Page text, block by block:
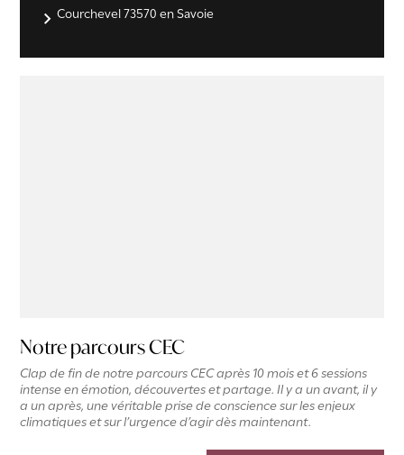
Courchevel 73570 en Savoie
Notre parcours CEC
Clap de fin de notre parcours CEC après 10 mois et 6 sessions
intense en émotion, découvertes et partage. Il y a un avant, il y
a un après, une véritable prise de conscience sur les enjeux
climatiques et sur l’urgence d’agir dès maintenant.